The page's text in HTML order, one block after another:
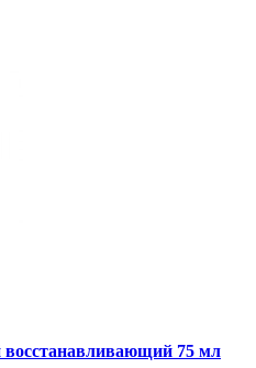
восстанавливающий 75 мл